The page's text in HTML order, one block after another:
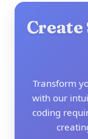
Transform
with our
coding